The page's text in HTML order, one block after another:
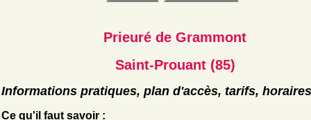
Prieuré de Grammont
Saint-Prouant (85)
Informations pratiques, plan d'accès, tarifs, horaires
Ce qu'il faut savoir :